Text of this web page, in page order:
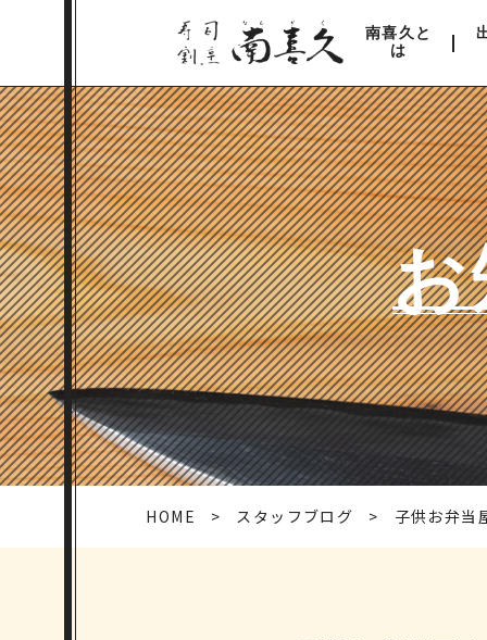
南喜久と
は
お
HOME スタッフブログ 子供お弁当